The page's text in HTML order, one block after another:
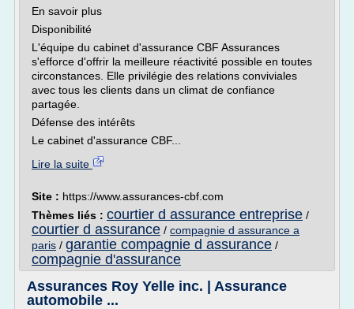
En savoir plus
Disponibilité
L'équipe du cabinet d'assurance CBF Assurances
s'efforce d'offrir la meilleure réactivité possible en toutes
circonstances. Elle privilégie des relations conviviales
avec tous les clients dans un climat de confiance
partagée.
Défense des intérêts
Le cabinet d'assurance CBF...
Lire la suite
Site : https://www.assurances-cbf.com
Thèmes liés : courtier d assurance entreprise /
courtier d assurance / compagnie d assurance a
paris / garantie compagnie d assurance /
compagnie d'assurance
Assurances Roy Yelle inc. | Assurance
automobile ...